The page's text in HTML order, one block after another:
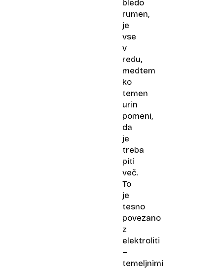
bledo
rumen,
je
vse
v
redu,
medtem
ko
temen
urin
pomeni,
da
je
treba
piti
več.
To
je
tesno
povezano
z
elektroliti
–
temeljnimi